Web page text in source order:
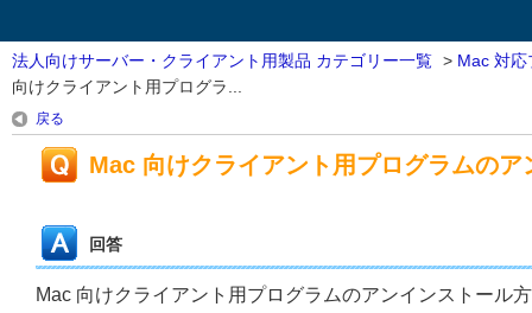
法人向けサーバー・クライアント用製品 カテゴリー一覧 > Mac 対応
向けクライアント用プログラ...
戻る
Mac 向けクライアント用プログラムのア
回答
Mac 向けクライアント用プログラムのアンインストール